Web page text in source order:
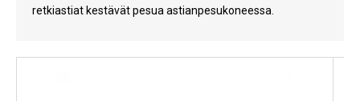
Kylmälaitteet
retkiastiat kestävät pesua astianpesukoneessa.